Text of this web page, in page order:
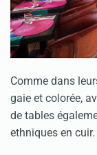
Comme dans
gaie et colorée,
de tables
ethniques en cuir.